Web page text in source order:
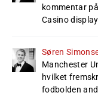
kommentar
Casino
Søren
Manchester
hvilket
fodbolden